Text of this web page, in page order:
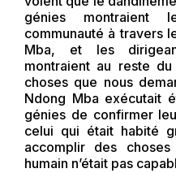
génies montraient
communauté à travers
Mba, et les
montraient au reste
choses que nous
Ndong Mba exécutait
génies de confirmer
celui qui était habité
accomplir des
humain n’était pas